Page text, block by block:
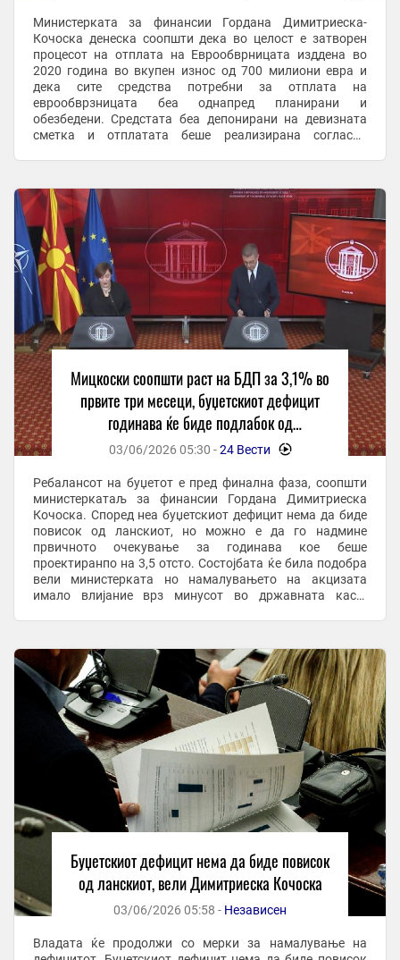
Министерката за финансии Гордана Димитриеска-
Кочоска денеска соопшти дека во целост е затворен
процесот на отплата на Еврообврницата изддена во
2020 година во вкупен износ од 700 милиони евра и
дека сите средства потребни за отплата на
еврообврзницата беа однапред планирани и
обезбедени. Средстата беа депонирани на девизната
сметка и отплатата беше реализирана согласно
Мицкоски соопшти раст на БДП за 3,1% во
првите три месеци, буџетскиот дефицит
годинава ќе биде подлабок од
планираниот
03/06/2026 05:30 -24 Вести -
Ребалансот на буџетот е пред финална фаза, соопшти
министеркатаљ за финансии Гордана Димитриеска
Кочоска. Според неа буџетскиот дефицит нема да биде
повисок од ланскиот, но можно е да го надмине
првичното очекување за годинава кое беше
проектиранпо на 3,5 отсто. Состојбата ќе била подобра
вели министерката но намалувањето на акцизата
имало влијание врз минусот во државната каса.
Буџетскиот дефицит нема да биде повисок
од ланскиот, вели Димитриеска Кочоска
03/06/2026 05:58 - Независен
Владата ќе продолжи со мерки за намалување на